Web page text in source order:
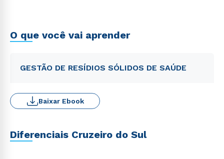
O que você vai aprender
GESTÃO DE RESÍDIOS SÓLIDOS DE SAÚDE
Baixar Ebook
Diferenciais Cruzeiro do Sul